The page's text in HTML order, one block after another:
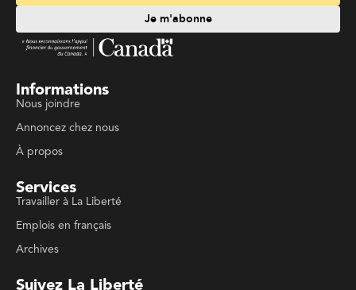
Je m'abonne
Informations
Nous joindre
Annoncez chez nous
À propos
Services
Travailler à La Liberté
Emplois en français
Archives
Suivez La Liberté